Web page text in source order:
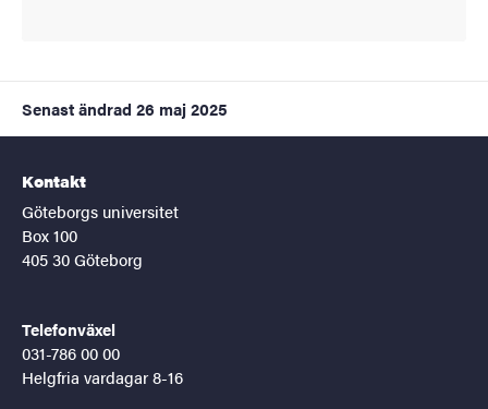
Senast ändrad 26 maj 2025
Kontakt
Göteborgs universitet
Box 100
405 30 Göteborg
Telefonväxel
031-786 00 00
Helgfria vardagar 8-16